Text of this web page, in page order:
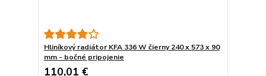
Hliníkový radiátor KFA 336 W čierny 240 x 573 x 90
mm - bočné pripojenie
110,01 €